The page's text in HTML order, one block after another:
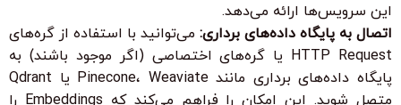
این سرویس‌ها ارائه می‌دهد.
اتصال به پایگاه داده‌های برداری: می‌توانید با استفاده از گره‌های
HTTP Request یا گره‌های اختصاصی (اگر موجود باشند) به
پایگاه داده‌های برداری مانند Pinecone، Weaviate یا Qdrant
متصل شوید. این امکان را فراهم می‌کند که Embeddings را